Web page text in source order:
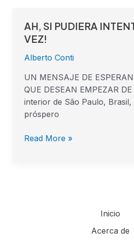
AH, SI PUDIERA
VEZ!
Alberto Conti
UN MENSAJE DE
QUE DESEAN EMPEZAR
interior de São Paulo, Brasil,
próspero
AH,
SI
INTENTARLO
OTRA
VEZ!
Read More »
Inicio
Acerca de